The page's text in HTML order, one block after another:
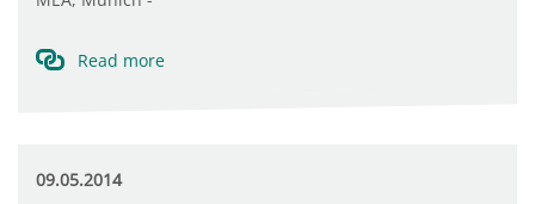
Read more
09.05.2014